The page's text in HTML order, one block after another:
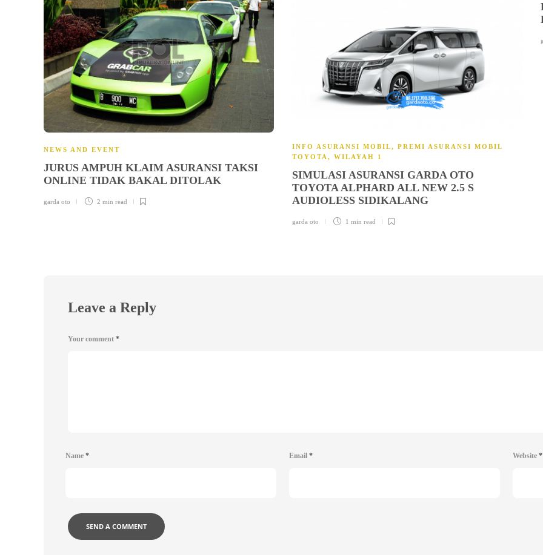
NEWS AND EVENT
JURUS AMPUH KLAIM ASURANSI TAKSI
ONLINE TIDAK BAKAL DITOLAK
garda oto 2 min read
INFO ASURANSI MOBIL, PREMI ASURANSI MOBIL
TOYOTA , WILAYAH 1
SIMULASI ASURANSI GARDA OTO
TOYOTA ALPHARD ALL NEW 2.5 S
AUDIOLESS SIDIKALANG
garda oto 1 min read
Leave a Reply
Your comment *
Name * Email * Website *